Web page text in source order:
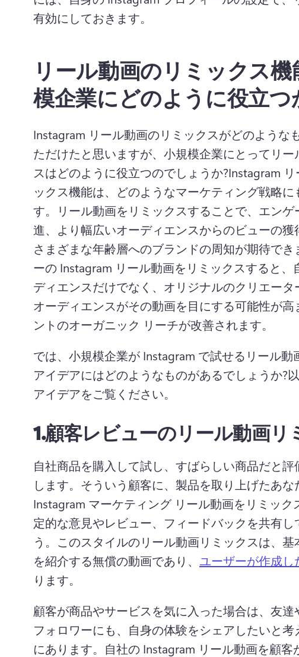
有効にしておきます。
リール動画のリミックス
模企業にどのように役立つ
Instagram リール動画のリミックスがどのような
ただけたと思いますが、小規模企業にとってリー
スはどのように役立つのでしょうか?Instagram リ
ックス機能は、どのようなマーケティング戦略に
す。
リール動画をリミックスすることで、エンゲ
進、より幅広いオーディエンスからのビューの獲
さまざまな年齢層へのブランドの周知が期待でき
ーの Instagram リール動画をリミックスすると、
ディエンスだけでなく、オリジナルのクリエータ
オーディエンスがその動画を目にする可能性が高
ントのオーガニック リーチが改善されます。
では、小規模企業が Instagram で試せるリール動
アイデアにはどのようなものがあるでしょうか?
アイデアをご覧ください。
1.顧客レビューのリール動画リ
自社商品を購入して試し、すばらしい商品だと
します。 そういう顧客に、製品を取り上げたあな
Instagram マーケティング リール動画をリミック
定的な意見やレビュー、フィードバックを共有し
う。 このスタイルのリール動画リミックスは、
を紹介する無償の動画であり、 ユーザーが作成し
ります。
顧客が商品やサービスを気に入った場合は、友達
フォロワーにも、自身の体験をシェアしたいと
にあります。 自社の Instagram リール動画を顧客